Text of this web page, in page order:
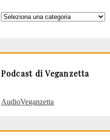
Categorie
Podcast di Veganzetta
AudioVeganzetta